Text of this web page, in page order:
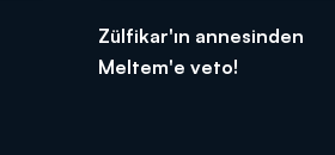
Zülfikar'ın annesinden
Meltem'e veto!